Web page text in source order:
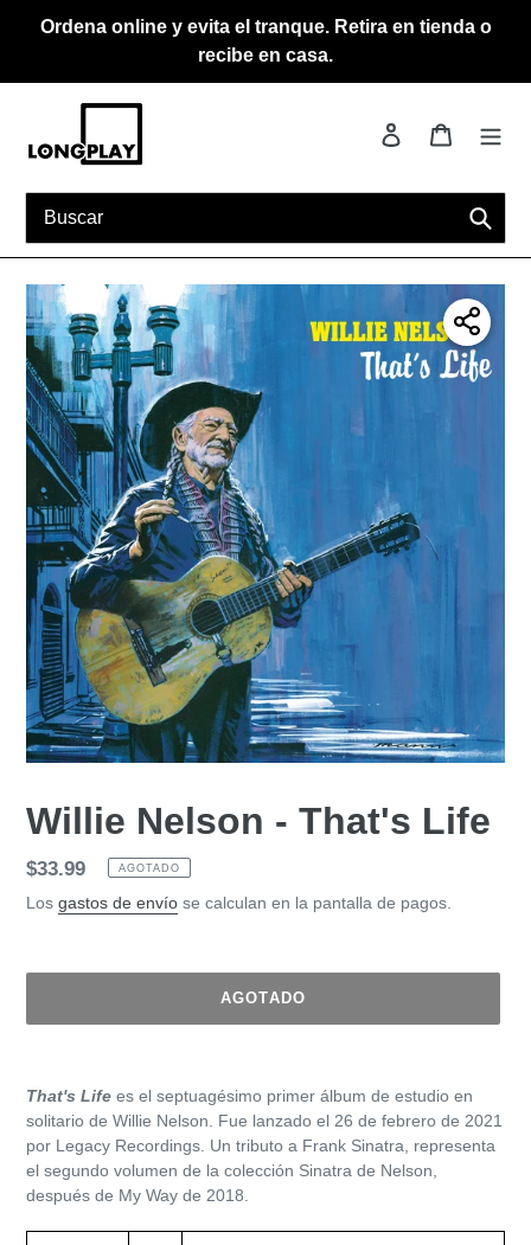
directamente
contenido
Ordena online y evita el tranque. Retira en tienda o
recibe en casa.
Ingresar Carrito
Willie Nelson - That's Life
Precio
habitual
$33.99 AGOTADO
Los gastos de envío se calculan en la pantalla de pagos.
AGOTADO
tu
carrito
compra
That's Life es el septuagésimo primer álbum de estudio en
solitario de Willie Nelson. Fue lanzado el 26 de febrero de 2021
por Legacy Recordings. Un tributo a Frank Sinatra, representa
el segundo volumen de la colección Sinatra de Nelson,
después de My Way de 2018.